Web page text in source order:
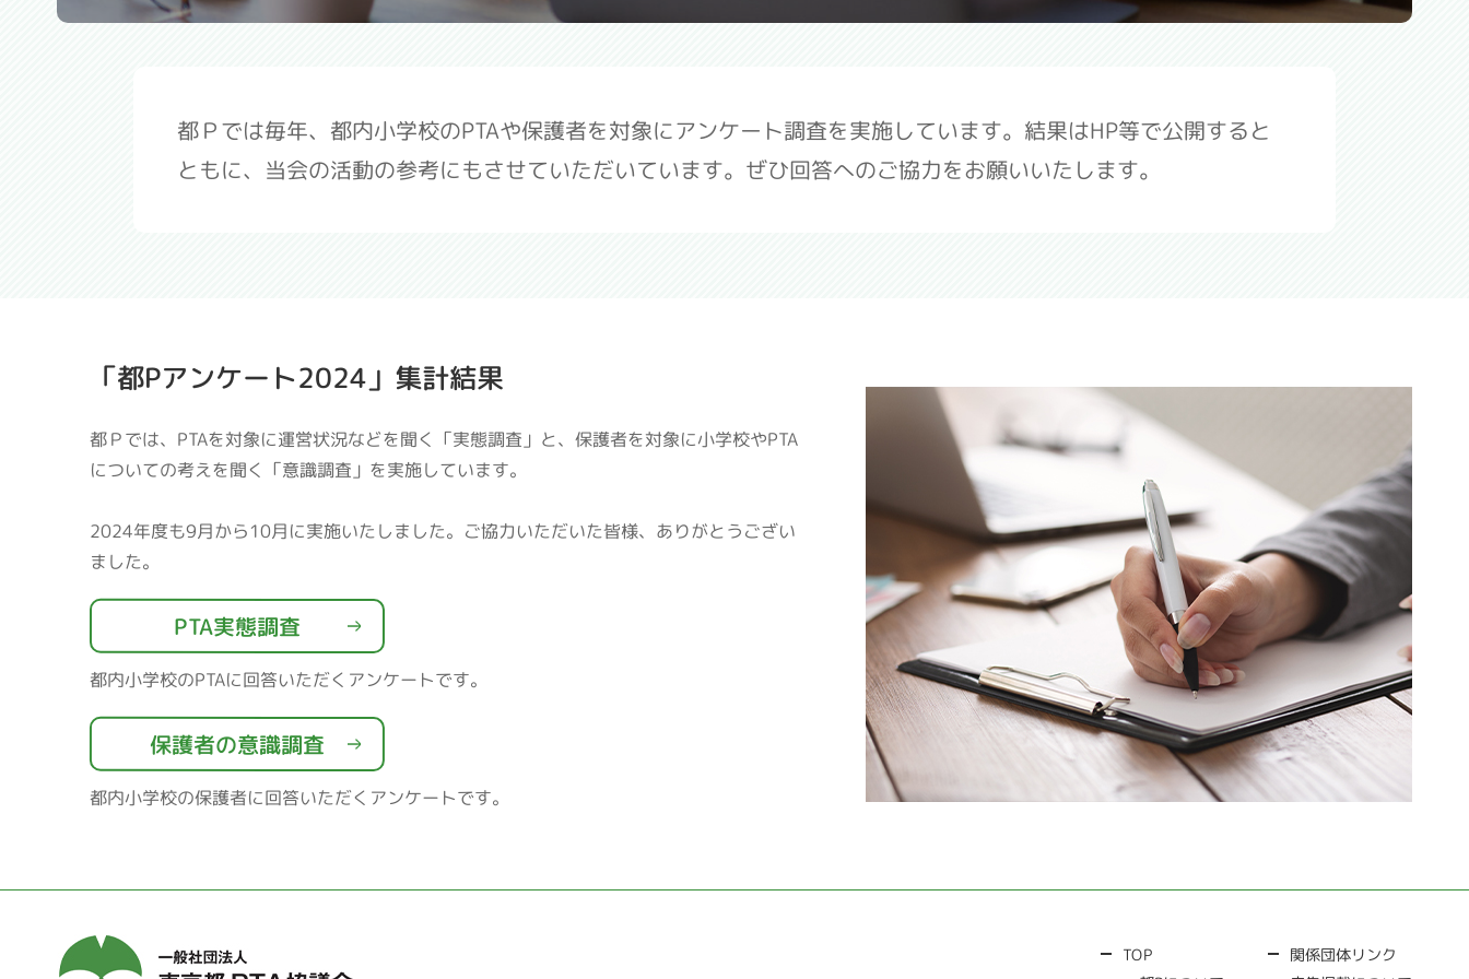
都Ｐでは毎年、都内小学校のPTAや保護者を対象にアンケート調査を実施しています。結果はHP等で公開すると
ともに、当会の活動の参考にもさせていただいています。ぜひ回答へのご協力をお願いいたします。
「都Pアンケート2024」集計結果
都Ｐでは、PTAを対象に運営状況などを聞く「実態調査」と、保護者を対象に小学校やPTA
についての考えを聞く「意識調査」を実施しています。
2024年度も9月から10月に実施いたしました。ご協力いただいた皆様、ありがとうござい
ました。
PTA実態調査
都内小学校のPTAに回答いただくアンケートです。
保護者の意識調査
都内小学校の保護者に回答いただくアンケートです。
TOP 関係団体リンク